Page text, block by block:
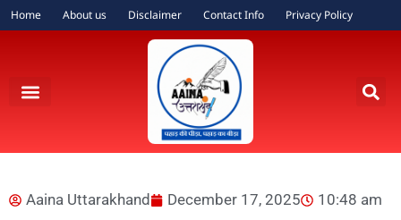
Home About us Disclaimer Contact Info Privacy Policy
Aaina Uttarakhand December 17, 2025 10:48 am